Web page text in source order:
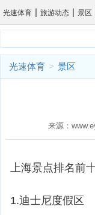
光速体育 | 旅游动态 | 景区
光速体育 > 景区
来源：
上海景点排名前十
1.迪士尼度假区